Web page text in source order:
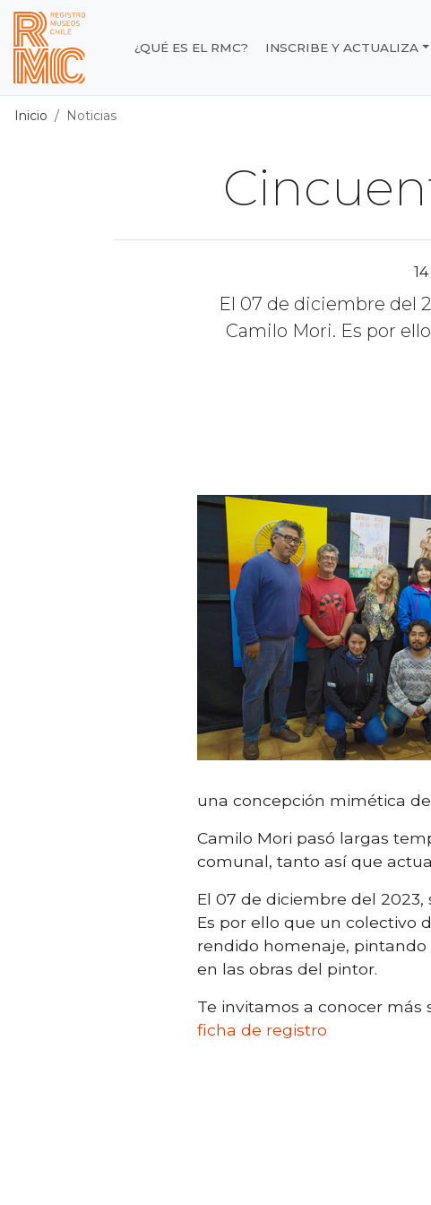
Contenido principal
Registro de Museos
¿QUÉ ES EL RMC? INSCRIBE Y ACTUALIZA
Inicio Noticias
El 07 de diciembre del
Camilo Mori. Es por
una concepción mimética
Camilo Mori pasó largas
comunal, tanto así que
El 07 de diciembre del
Es por ello que un colectivo
rendido homenaje, pintando
en las obras del pintor.
Te invitamos a conocer más
ficha de registro